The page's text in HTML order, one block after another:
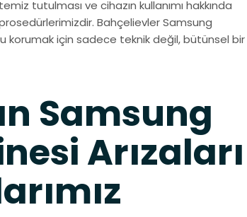
tutulması ve cihazın kullanımı hakkında
Bahçelievler Samsung
korumak için sadece teknik değil, bütünsel bir
Samsung
Arızaları